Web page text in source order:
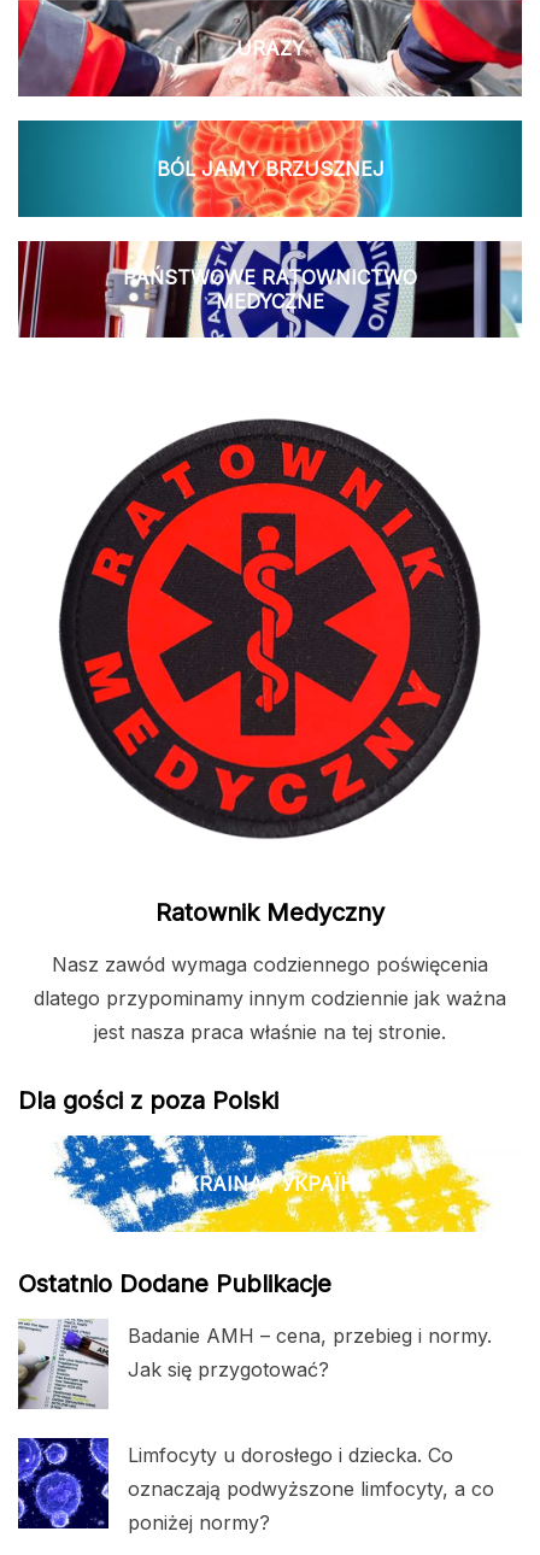
URAZY
BÓL JAMY BRZUSZNEJ
PAŃSTWOWE RATOWNICTWO
MEDYCZNE
Ratownik Medyczny
Nasz zawód wymaga codziennego poświęcenia
dlatego przypominamy innym codziennie jak ważna
jest nasza praca właśnie na tej stronie.
Dla gości z poza Polski
UKRAINA / УКРАЇНА
Ostatnio Dodane Publikacje
Badanie AMH – cena, przebieg i normy.
Jak się przygotować?
Limfocyty u dorosłego i dziecka. Co
oznaczają podwyższone limfocyty, a co
poniżej normy?